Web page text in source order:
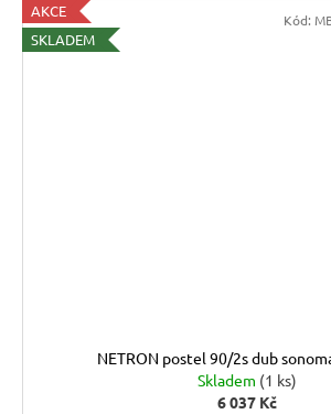
AKCE
SKLADEM
NETRON postel 90/2s dub
Skladem (1 ks)
6 037 Kč
Kód: